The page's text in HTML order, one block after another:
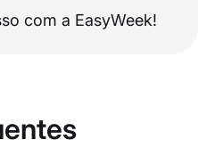
com a EasyWeek!